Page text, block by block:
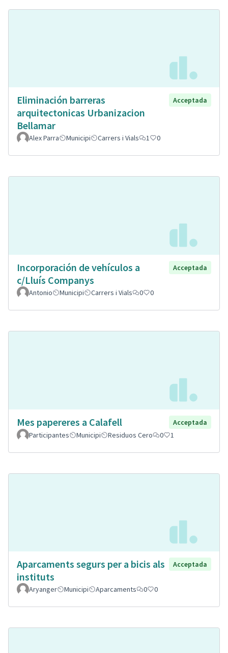
Eliminación barreras
arquitectonicas Urbanizacion
Bellamar
Acceptada
Alex Parra Municipi Carrers i Vials 1 0
Incorporación de vehículos a
c/Lluís Companys
Acceptada
Antonio Municipi Carrers i Vials 0 0
Mes papereres a Calafell
Acceptada
Participantes
Municipi Residuos Cero 0 1
Aparcaments segurs per a bicis als
instituts
Acceptada
Aryanger Municipi Aparcaments 0 0